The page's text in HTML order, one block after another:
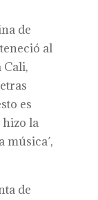
de
al
Cali,
es
hizo la
música´,
de